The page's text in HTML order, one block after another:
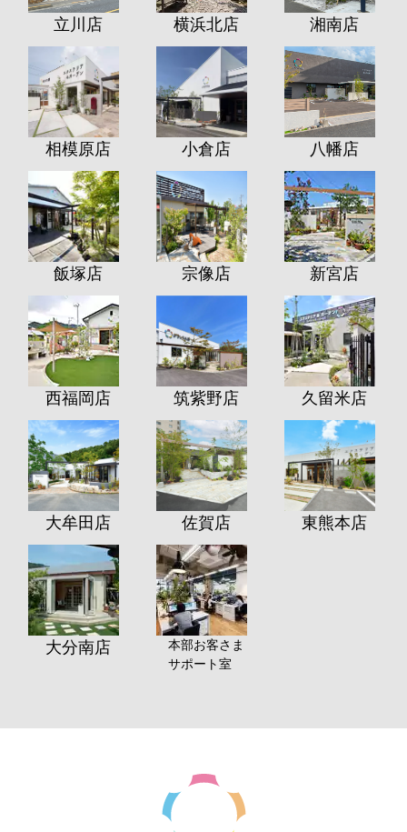
立川店 横浜北店 湘南店
相模原店 小倉店 八幡店
飯塚店 宗像店 新宮店
西福岡店 筑紫野店 久留米店
大牟田店 佐賀店 東熊本店
大分南店
本部お客さま
サポート室